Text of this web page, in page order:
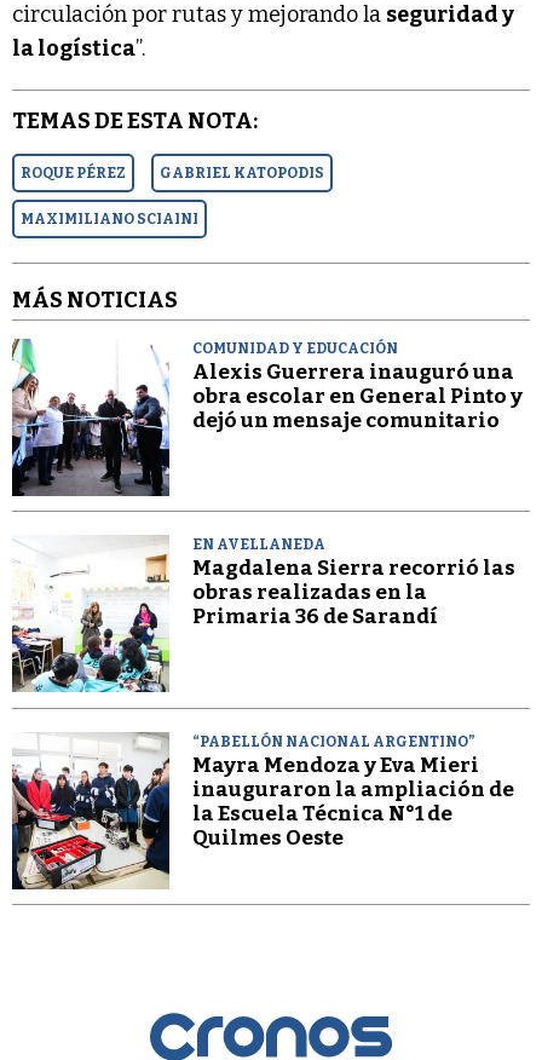
circulación por rutas y mejorando la seguridad y
la logística”.
TEMAS DE ESTA NOTA:
ROQUE PÉREZ GABRIEL KATOPODIS
MAXIMILIANO SCIAINI
MÁS NOTICIAS
COMUNIDAD Y EDUCACIÓN
Alexis Guerrera inauguró una
obra escolar en General Pinto y
dejó un mensaje comunitario
EN AVELLANEDA
Magdalena Sierra recorrió las
obras realizadas en la
Primaria 36 de Sarandí
“PABELLÓN NACIONAL ARGENTINO”
Mayra Mendoza y Eva Mieri
inauguraron la ampliación de
la Escuela Técnica N°1 de
Quilmes Oeste